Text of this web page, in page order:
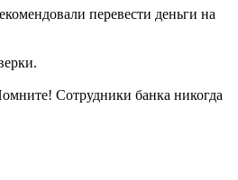
перевести деньги на
Сотрудники банка никогда